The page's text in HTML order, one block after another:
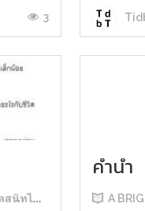
ะ
3
O o" ...
ต้องหาผั
มิดแสง
คำนำ
A